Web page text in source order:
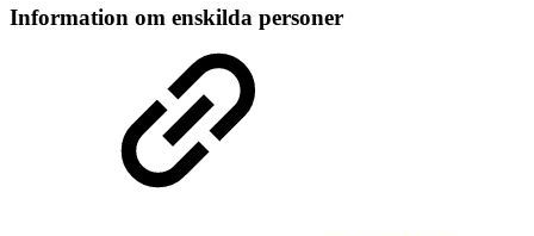
Information om enskilda personer